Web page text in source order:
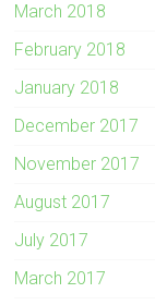
March 2018
February 2018
January 2018
December 2017
November 2017
August 2017
July 2017
March 2017